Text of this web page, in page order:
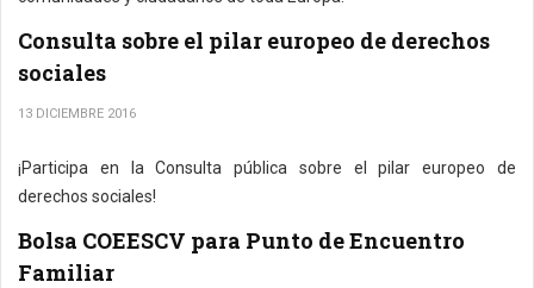
Consulta sobre el pilar europeo de derechos
sociales
13 DICIEMBRE 2016
¡Participa en la Consulta pública sobre el pilar europeo de
derechos sociales!
Bolsa COEESCV para Punto de Encuentro
Familiar